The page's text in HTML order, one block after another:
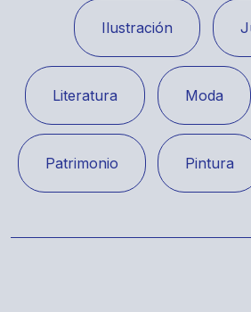
Ilustración
Literatura Moda
Patrimonio Pintura